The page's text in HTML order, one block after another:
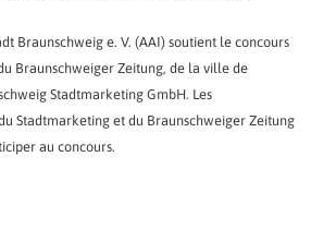
Braunschweig e. V. (AAI) soutient le concours
Braunschweiger Zeitung, de la ville de
Stadtmarketing GmbH. Les
Stadtmarketing et du Braunschweiger Zeitung
au concours.